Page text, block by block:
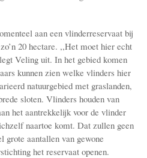
aan een vlinderreservaat bij
20 hectare. ,,Het moet hier echt
Veling uit. In het gebied komen
kunnen zien welke vlinders hier
natuurgebied met graslanden,
sloten. Vlinders houden van
het aantrekkelijk voor de vlinder
naartoe komt. Dat zullen geen
grote aantallen van gewone
het reservaat openen.